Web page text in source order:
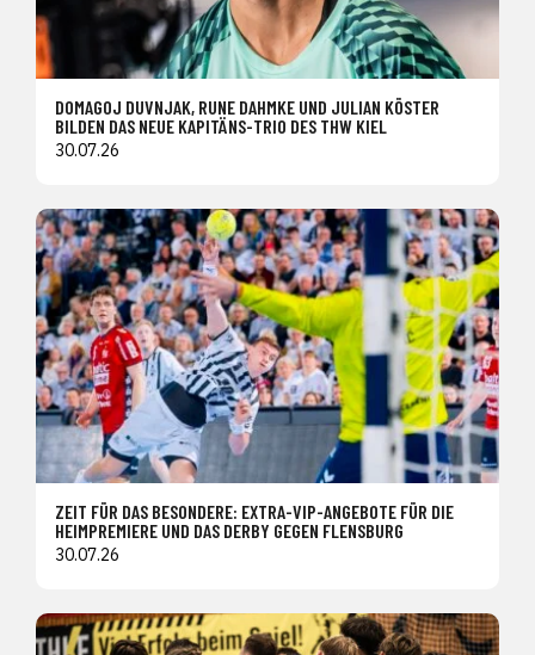
DOMAGOJ DUVNJAK, RUNE DAHMKE UND JULIAN KÖSTER
BILDEN DAS NEUE KAPITÄNS-TRIO DES THW KIEL
30.07.26
ZEIT FÜR DAS BESONDERE: EXTRA-VIP-ANGEBOTE FÜR DIE
HEIMPREMIERE UND DAS DERBY GEGEN FLENSBURG
30.07.26